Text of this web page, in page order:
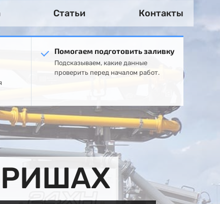
Статьи Контакты
Помогаем подготовить заливку
Подсказываем, какие данные
проверить перед началом работ.